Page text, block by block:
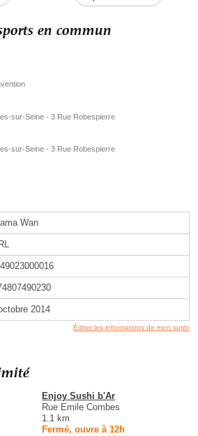
en commun
sur-Seine - 3 Rue Robespierre
sur-Seine - 3 Rue Robespierre
Wan
2014
Éditer les informations de mon sushi
Enjoy Sushi b'Ar
Rue Emile Combes
1.1 km
Fermé, ouvre à 12h